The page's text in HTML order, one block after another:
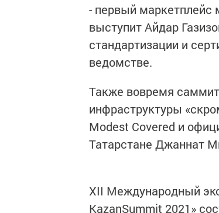
- первый маркетплейс
выступит Айдар
стандартизации и
ведомстве.
Также вовремя
инфраструктуры
Modest Covered и
Татарстане Джаннат
XII Международный
KazanSummit 2021»